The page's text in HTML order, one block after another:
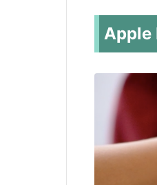
Apple